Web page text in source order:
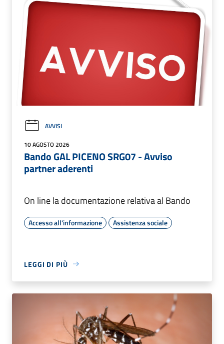
AVVISI
10 AGOSTO 2026
Bando GAL PICENO SRG07 - Avviso
partner aderenti
On line la documentazione relativa al Bando
Accesso all'informazione Assistenza sociale
LEGGI DI PIÙ